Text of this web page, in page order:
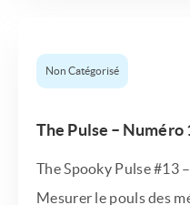
Non Catégorisé
The Pulse – Numéro
The Spooky Pulse #13
Mesurer le pouls des